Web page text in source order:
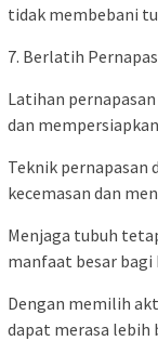
tidak membebani
7. Berlatih
Latihan
dan
Teknik pernapasan
kecemasan dan
Menjaga tubuh
manfaat besar bagi
Dengan memilih
dapat merasa lebih